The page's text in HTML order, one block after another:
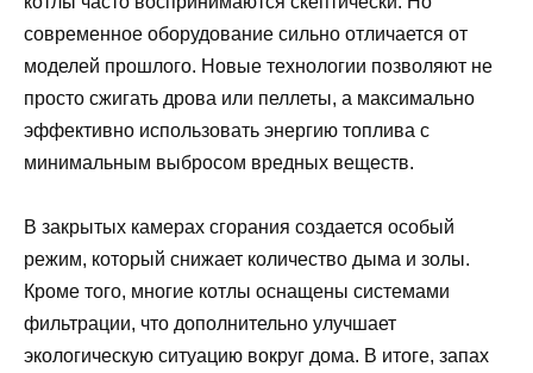
современное оборудование сильно отличается от
моделей прошлого. Новые технологии позволяют не
просто сжигать дрова или пеллеты, а максимально
эффективно использовать энергию топлива с
минимальным выбросом вредных веществ.
В закрытых камерах сгорания создается особый
режим, который снижает количество дыма и золы.
Кроме того, многие котлы оснащены системами
фильтрации, что дополнительно улучшает
экологическую ситуацию вокруг дома. В итоге, запах